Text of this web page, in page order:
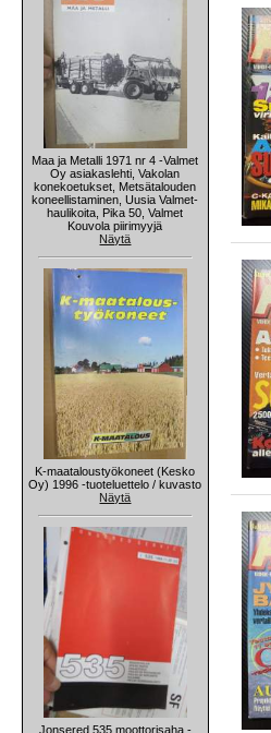
Maa ja Metalli 1971 nr 4 -Valmet
Oy asiakaslehti, Vakolan
konekoetukset, Metsätalouden
koneellistaminen, Uusia Valmet-
haulikoita, Pika 50, Valmet
Kouvola piirimyyjä
Näytä
K-maataloustyökoneet (Kesko
Oy) 1996 -tuoteluettelo / kuvasto
Näytä
Jonsered 535 moottorisaha -